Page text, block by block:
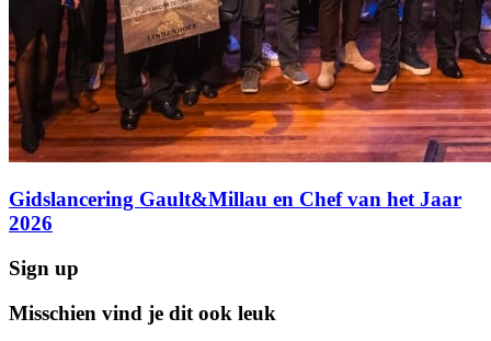
Gidslancering Gault&Millau en Chef van het Jaar
2026
Sign up
Misschien vind je dit ook leuk